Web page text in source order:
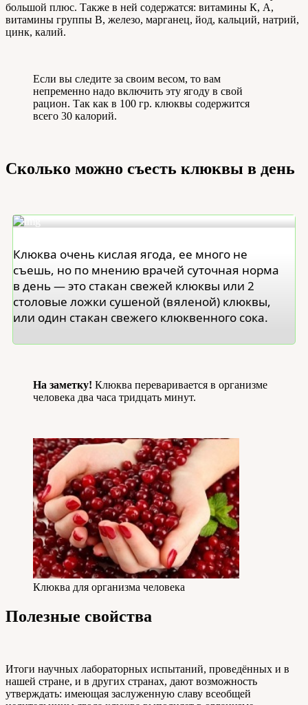
большой плюс. Также в ней содержатся: витамины К, А,
витамины группы В, железо, марганец, йод, кальций, натрий,
цинк, калий.
Если вы следите за своим весом, то вам
непременно надо включить эту ягоду в свой
рацион. Так как в 100 гр. клюквы содержится
всего 30 калорий.
Сколько можно съесть клюквы в день
Клюква очень кислая ягода, ее много не
съешь, но по мнению врачей суточная норма
в день — это стакан свежей клюквы или 2
столовые ложки сушеной (вяленой) клюквы,
или один стакан свежего клюквенного сока.
На заметку! Клюква переваривается в организме
человека два часа тридцать минут.
Клюква для организма человека
Полезные свойства
Итоги научных лабораторных испытаний, проведённых и в
нашей стране, и в других странах, дают возможность
утверждать: имеющая заслуженную славу всеобщей